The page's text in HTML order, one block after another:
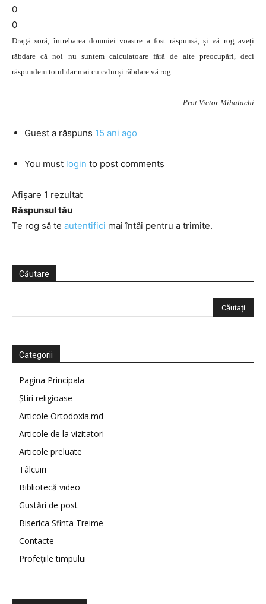
0
0
Dragă soră, întrebarea domniei voastre a fost răspunsă, și vă rog aveți
răbdare că noi nu suntem calculatoare fără de alte preocupări, deci
răspundem totul dar mai cu calm și răbdare vă rog.
Prot Victor Mihalachi
Guest a răspuns 15 ani ago
You must login to post comments
Afișare 1 rezultat
Răspunsul tău
Te rog să te autentifici mai întâi pentru a trimite.
Căutare
Categorii
Pagina Principala
Știri religioase
Articole Ortodoxia.md
Articole de la vizitatori
Articole preluate
Tâlcuiri
Bibliotecă video
Gustări de post
Biserica Sfinta Treime
Contacte
Profețiile timpului